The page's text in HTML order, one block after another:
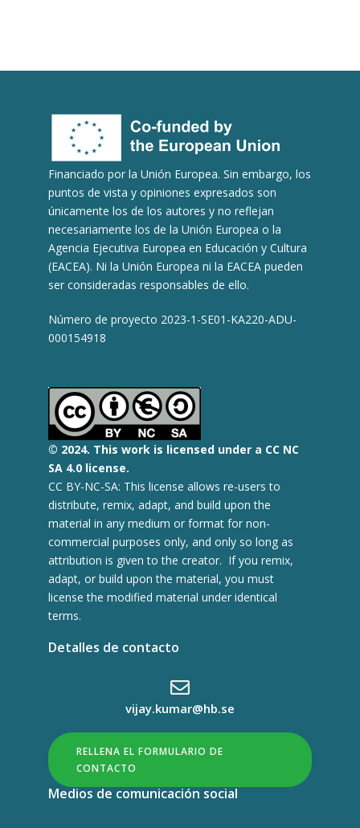
Financiado por la Unión Europea. Sin embargo, los
puntos de vista y opiniones expresados son
únicamente los de los autores y no reflejan
necesariamente los de la Unión Europea o la
Agencia Ejecutiva Europea en Educación y Cultura
(EACEA). Ni la Unión Europea ni la EACEA pueden
ser consideradas responsables de ello.
Número de proyecto 2023-1-SE01-KA220-ADU-
000154918
© 2024. This work is licensed under a CC NC
SA 4.0 license.
CC BY-NC-SA: This license allows re-users to
distribute, remix, adapt, and build upon the
material in any medium or format for non-
commercial purposes only, and only so long as
attribution is given to the creator. If you remix,
adapt, or build upon the material, you must
license the modified material under identical
terms.
Detalles de contacto
vijay.kumar@hb.se
RELLENA EL FORMULARIO DE
CONTACTO
Medios de comunicación social